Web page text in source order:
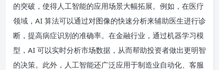
的突破，使得人工智能的应用场景大幅拓展。例如，在医疗
领域，AI 算法可以通过对图像的快速分析来辅助医生进行诊
断，提高病症识别的准确率。在金融行业，通过机器学习模
型，AI 可以实时分析市场数据，从而帮助投资者做出更明智
的决策。此外，人工智能还广泛应用于制造业自动化、客服